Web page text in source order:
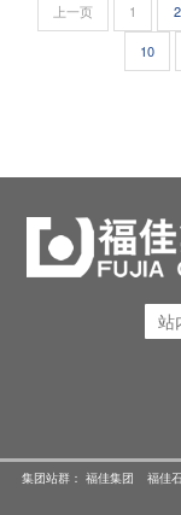
上一页 1 2
10
集团站群： 福佳集团 福佳